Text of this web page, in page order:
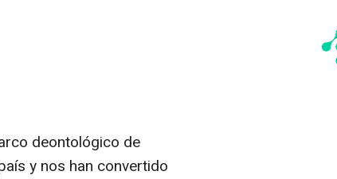
deontológico de
y nos han convertido